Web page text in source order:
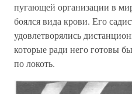
пугающей организации в
боялся вида крови. Его
удовлетворялись
которые ради него готовы
по локоть.